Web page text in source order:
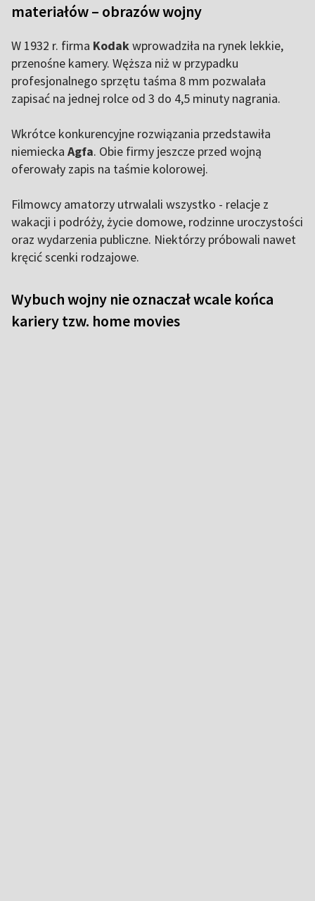
materiałów – obrazów wojny
W 1932 r. firma Kodakwprowadziła na rynek lekkie,
przenośne kamery. Węższa niż w przypadku
profesjonalnego sprzętu taśma 8 mm pozwalała
zapisać na jednej rolce od 3 do 4,5 minuty nagrania.
Wkrótce konkurencyjne rozwiązania przedstawiła
niemiecka Agfa. Obie firmy jeszcze przed wojną
oferowały zapis na taśmie kolorowej.
Filmowcy amatorzy utrwalali wszystko - relacje z
wakacji i podróży, życie domowe, rodzinne uroczystości
oraz wydarzenia publiczne. Niektórzy próbowali nawet
kręcić scenki rodzajowe.
Wybuch wojny nie oznaczał wcale końca
kariery tzw. home movies